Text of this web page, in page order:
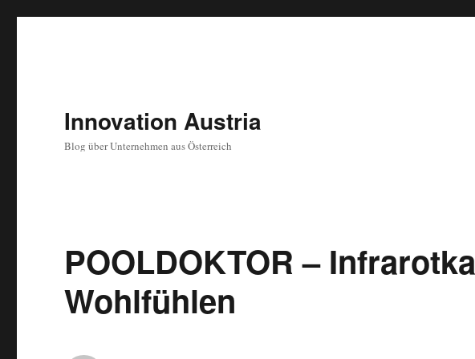
Innovation Austria
Blog über Unternehmen aus Österreich
POOLDOKTOR –
Wohlfühlen